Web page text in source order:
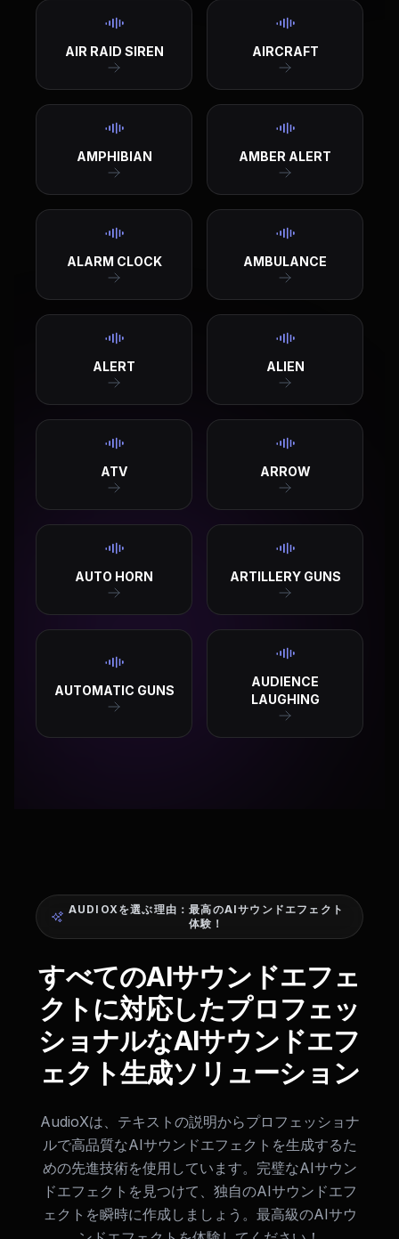
AIR RAID SIREN AIRCRAFT
AMPHIBIAN AMBER ALERT
ALARM CLOCK AMBULANCE
ALERT ALIEN
ATV ARROW
AUTO HORN ARTILLERY GUNS
AUTOMATIC GUNS
AUDIENCE
LAUGHING
AUDIOXを選ぶ理由：最高のAIサウンドエフェクト
体験！
すべてのAIサウンドエフェ
クトに対応したプロフェッ
ショナルなAIサウンドエフ
ェクト生成ソリューション
AudioXは、テキストの説明からプロフェッショナ
ルで高品質なAIサウンドエフェクトを生成するた
めの先進技術を使用しています。完璧なAIサウン
ドエフェクトを見つけて、独自のAIサウンドエフ
ェクトを瞬時に作成しましょう。最高級のAIサウ